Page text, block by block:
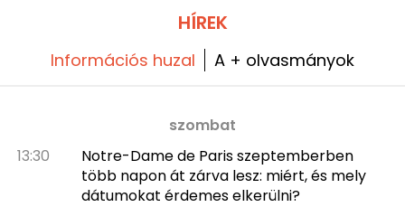
hogy a nagy hőségben is kényelmes legyen,
minden túránk az árnyékban zajlik.
HÍREK
Információs huzal A + olvasmányok
szombat
13:30
Notre-Dame de Paris szeptemberben
több napon át zárva lesz: miért, és mely
dátumokat érdemes elkerülni?